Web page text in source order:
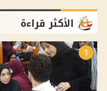
الأكثر قراءة
1